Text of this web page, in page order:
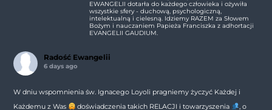
EWANGELII dotarła do każdego człowieka i ożywiła
wszystkie sfery - duchową, psychologiczną,
intelektualną i cielesną. Idziemy RAZEM za Słowem
Bożym i nauczaniem Papieża Franciszka z adhortacji
EVANGELII GAUDIUM.
Radość Ewangelii
6 days ago
W dniu wspomnienia św. Ignacego Loyoli pragniemy życzyć Każdej i
Każdemu z Was
doświadczenia takich RELACJI i towarzyszenia , o